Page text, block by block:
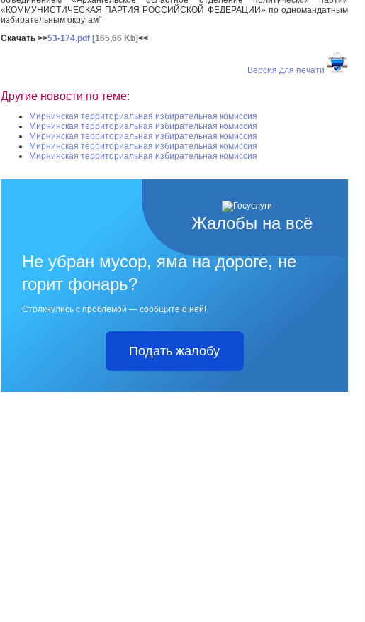
«КОММУНИСТИЧЕСКАЯ ПАРТИЯ РОССИЙСКОЙ ФЕДЕРАЦИИ» по одномандатным
избирательным округам"
Скачать >>53-174.pdf [165,66 Kb]<<
Версия для печати
Другие новости по теме:
Мирнинская территориальная избирательная комиссия
Мирнинская территориальная избирательная комиссия
Мирнинская территориальная избирательная комиссия
Мирнинская территориальная избирательная комиссия
Мирнинская территориальная избирательная комиссия
Жалобы на всё
Не убран мусор, яма на дороге, не
горит фонарь?
Столкнулись с проблемой — сообщите о ней!
Подать жалобу